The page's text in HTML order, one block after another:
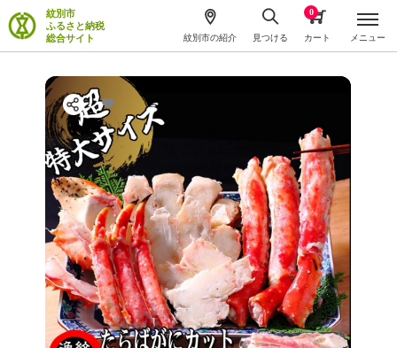
紋別市
ふるさと納税
総合サイト
紋別市の紹介 見つける カート
0
メニュー